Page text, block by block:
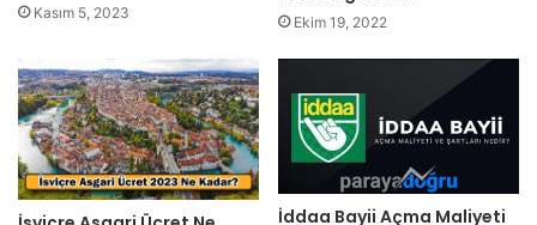
Kasım 5, 2023
Ekim 19, 2022
İddaa Bayii Açma Maliyeti